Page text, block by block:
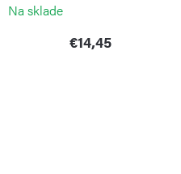
Na sklade
€14,45